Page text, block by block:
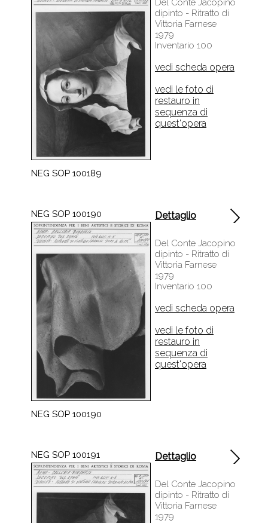
NEG SOP 100189
Del Conte Jacopino
dipinto - Ritratto di
Vittoria Farnese
1979
Inventario 100
vedi scheda opera
vedi le foto di
restauro in
sequenza di
quest'opera
NEG SOP 100190
NEG SOP 100190
Dettaglio
Del Conte Jacopino
dipinto - Ritratto di
Vittoria Farnese
1979
Inventario 100
vedi scheda opera
vedi le foto di
restauro in
sequenza di
quest'opera
NEG SOP 100191 Dettaglio
Del Conte Jacopino
dipinto - Ritratto di
Vittoria Farnese
1979